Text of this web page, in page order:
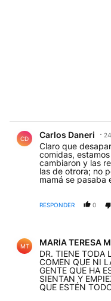
CD Carlos Daneri
Claro que
comidas,
cambiaron y las
las de otrora; no
mamá se pasaba
almuerzo y la
RESPONDER 0
MT MARÍA TERESA
DR. TIENE TODA
COMEN QUE NI
GENTE QUE HA
SIENTAN Y
QUE ESTÉN